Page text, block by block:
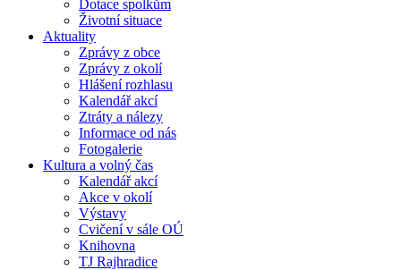
Dotace spolkům
Životní situace
Aktuality
Zprávy z obce
Zprávy z okolí
Hlášení rozhlasu
Kalendář akcí
Ztráty a nálezy
Informace od nás
Fotogalerie
Kultura a volný čas
Kalendář akcí
Akce v okolí
Výstavy
Cvičení v sále OÚ
Knihovna
TJ Rajhradice